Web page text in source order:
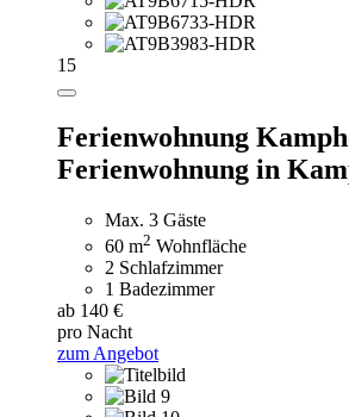
15
Ferienwohnung
Ferienwohnung in
Max. 3 Gäste
60 m2 Wohnfläche
2 Schlafzimmer
1 Badezimmer
ab 140 €
pro Nacht
zum Angebot